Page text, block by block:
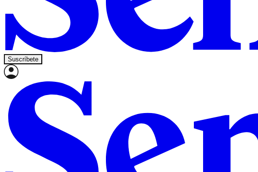
Suscríbete